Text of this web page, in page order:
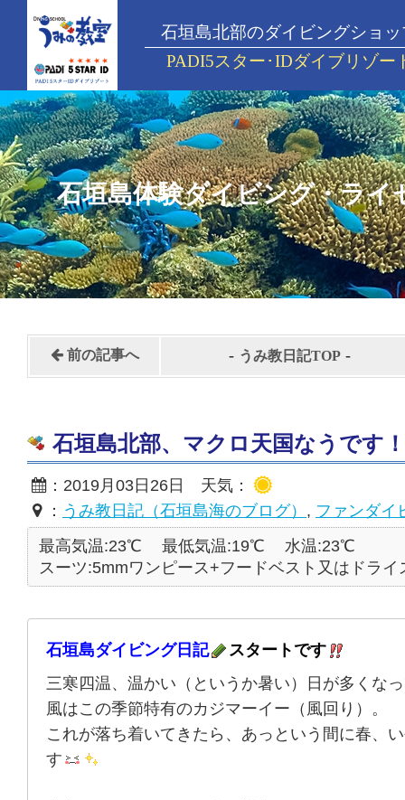
石垣島北部のダイビングショッ
PADI5スター･IDダイブリゾー
石垣島体験ダイビング・ライ
前の記事へ - うみ教日記TOP -
石垣島北部、マクロ天国なうです
：2019月03日26日 天気：
： うみ教日記（石垣島海のブログ） , ファンダイ
最高気温:23℃
最低気温:19℃
水温:23℃
スーツ:5mmワンピース+フードベスト又はドライ
石垣島ダイビング日記
スタートです
三寒四温、温かい（というか暑い）日が多くな
風はこの季節特有のカジマーイー（風回り）。
これが落ち着いてきたら、あっという間に春、
す